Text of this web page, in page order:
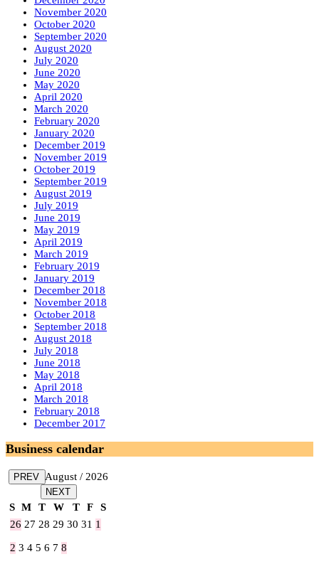
November 2020
October 2020
September 2020
August 2020
July 2020
June 2020
May 2020
April 2020
March 2020
February 2020
January 2020
December 2019
November 2019
October 2019
September 2019
August 2019
July 2019
June 2019
May 2019
April 2019
March 2019
February 2019
January 2019
December 2018
November 2018
October 2018
September 2018
August 2018
July 2018
June 2018
May 2018
April 2018
March 2018
February 2018
December 2017
Business calendar
PREV August / 2026
NEXT
S M T W T F
S
26 27 28 29 30 31 1
2 3 4 5 6 7 8